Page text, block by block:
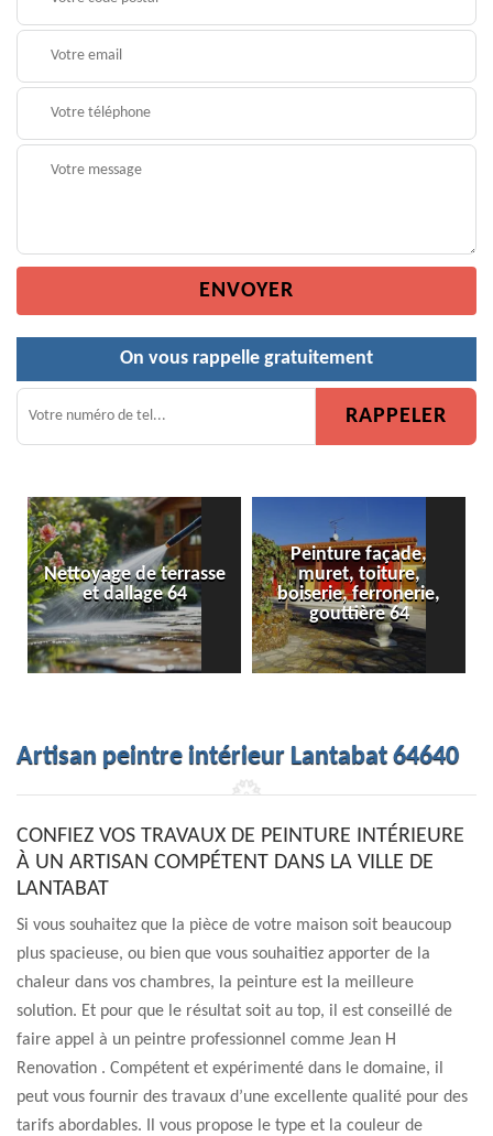
On vous rappelle gratuitement
Nettoyage de terrasse
et dallage 64
Peinture façade,
muret, toiture,
boiserie, ferronerie,
gouttière 64
Artisan peintre intérieur Lantabat 64640
CONFIEZ VOS TRAVAUX DE PEINTURE INTÉRIEURE
À UN ARTISAN COMPÉTENT DANS LA VILLE DE
LANTABAT
Si vous souhaitez que la pièce de votre maison soit beaucoup
plus spacieuse, ou bien que vous souhaitiez apporter de la
chaleur dans vos chambres, la peinture est la meilleure
solution. Et pour que le résultat soit au top, il est conseillé de
faire appel à un peintre professionnel comme Jean H
Renovation . Compétent et expérimenté dans le domaine, il
peut vous fournir des travaux d’une excellente qualité pour des
tarifs abordables. Il vous propose le type et la couleur de